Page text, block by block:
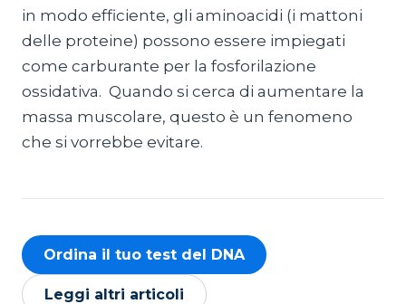
in modo efficiente, gli aminoacidi (i mattoni
delle proteine) possono essere impiegati
come carburante per la fosforilazione
ossidativa. Quando si cerca di aumentare la
massa muscolare, questo è un fenomeno
che si vorrebbe evitare.
Ordina il tuo test del DNA
Leggi altri articoli